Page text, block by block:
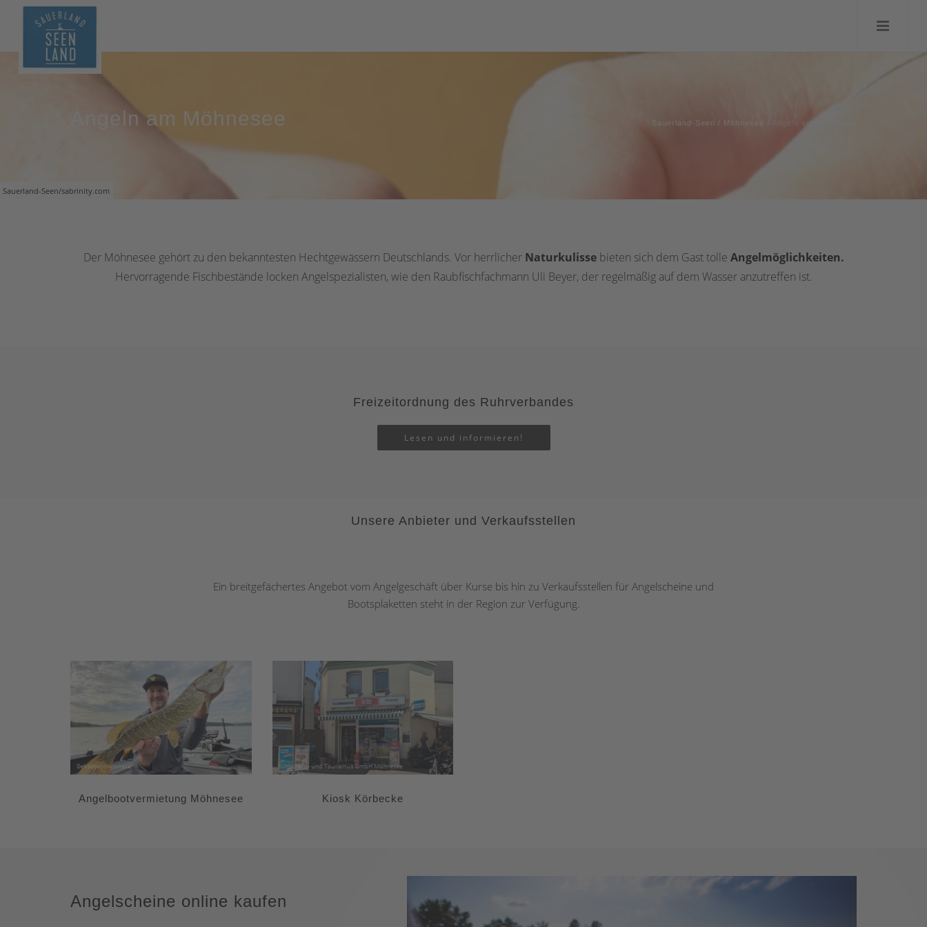
Sauerland-Seen/sabrinity.com
Angeln am Möhnesee Sauerland-Seen / Möhnesee Angeln am Möhnesee
Der Möhnesee gehört zu den bekanntesten Hechtgewässern Deutschlands. Vor herrlicher Naturkulissebieten sich dem Gast tolle Angelmöglichkeiten.
Hervorragende Fischbestände locken Angelspezialisten, wie den Raubfischfachmann Uli Beyer, der regelmäßig auf dem Wasser anzutreffen ist.
Freizeitordnung des Ruhrverbandes
Lesen und informieren!
Unsere Anbieter und Verkaufsstellen
Ein breitgefächertes Angebot vom Angelgeschäft über Kurse bis hin zu Verkaufsstellen für Angelscheine und
Bootsplaketten steht in der Region zur Verfügung.
Angelbootvermietung Möhnesee Kiosk Körbecke
Angelscheine online kaufen